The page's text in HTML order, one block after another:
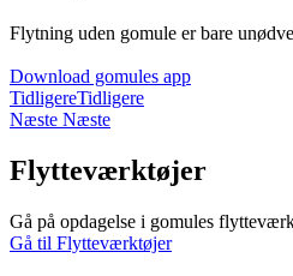
Flytning uden gomule er bare
Download gomules app
TidligereTidligere
Næste Næste
Flytteværktøjer
Gå på opdagelse i gomules
Gå til Flytteværktøjer